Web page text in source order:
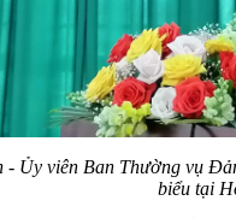
Ủy viên Ban Thường vụ
biểu tại